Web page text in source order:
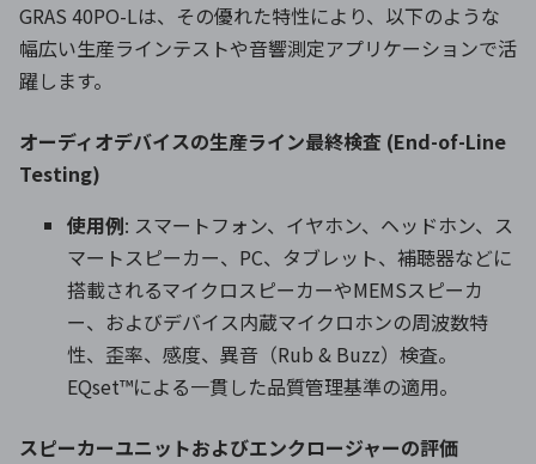
GRAS 40PO-Lは、その優れた特性により、以下のような
幅広い生産ラインテストや音響測定アプリケーションで活
躍します。
オーディオデバイスの生産ライン最終検査 (End-of-Line
Testing)
使用例: スマートフォン、イヤホン、ヘッドホン、ス
マートスピーカー、PC、タブレット、補聴器などに
搭載されるマイクロスピーカーやMEMSスピーカ
ー、およびデバイス内蔵マイクロホンの周波数特
性、歪率、感度、異音（Rub & Buzz）検査。
EQset™による一貫した品質管理基準の適用。
スピーカーユニットおよびエンクロージャーの評価